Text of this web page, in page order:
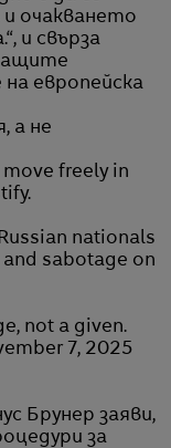
и очакването
и свърза
европейска
а не
freely in
nationals
sabotage on
not a given.
7, 2025
Брунер заяви,
за